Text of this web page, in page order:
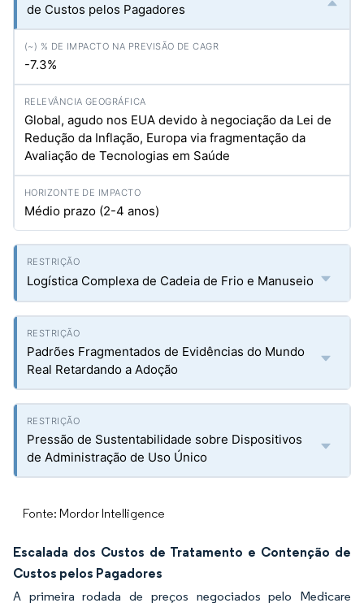
de Custos pelos Pagadores
-7.3%
Global, agudo nos EUA devido à negociação da Lei de
Redução da Inflação, Europa via fragmentação da
Avaliação de Tecnologias em Saúde
Médio prazo (2-4 anos)
Logística Complexa de Cadeia de Frio e Manuseio
Padrões Fragmentados de Evidências do Mundo
Real Retardando a Adoção
Pressão de Sustentabilidade sobre Dispositivos
de Administração de Uso Único
Fonte: Mordor Intelligence
Escalada dos Custos de Tratamento e Contenção de
Custos pelos Pagadores
A primeira rodada de preços negociados pelo Medicare